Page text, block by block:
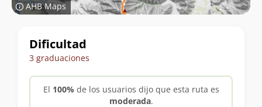
AHB Maps
Datos
del
trekking
Dificultad
3 graduaciones
El 100% de los usuarios dijo que esta ruta es
moderada.